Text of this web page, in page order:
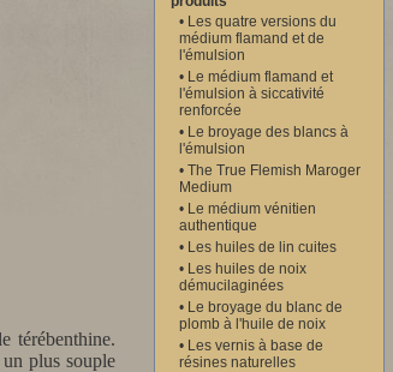
térébenthine.
plus souple
• Les quatre versions du
médium flamand et de
l'émulsion
• Le médium flamand et
l'émulsion à siccativité
renforcée
• Le broyage des blancs à
l'émulsion
• The True Flemish Maroger
Medium
• Le médium vénitien
authentique
• Les huiles de lin cuites
• Les huiles de noix
démucilaginées
• Le broyage du blanc de
plomb à l'huile de noix
• Les vernis à base de
résines naturelles